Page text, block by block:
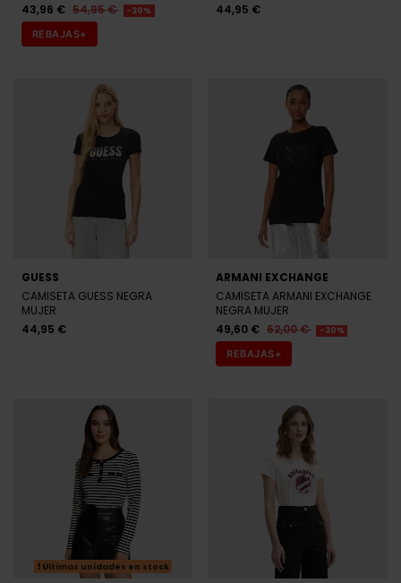
43,96 € 54,95 € -20%
REBAJAS+
44,95 €
GUESS
CAMISETA GUESS NEGRA
MUJER
44,95 €
ARMANI EXCHANGE
CAMISETA ARMANI EXCHANGE
NEGRA MUJER
49,60 € 62,00 € -20%
REBAJAS+
Últimas unidades en stock